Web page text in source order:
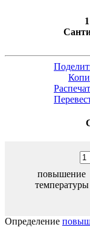
1
повышение
температуры
Определение